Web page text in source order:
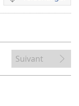
Options
de
vidéos
Suivant